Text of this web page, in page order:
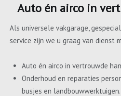
Auto én airco in
Als universele vakgarage,
service zijn we u graag van dienst
Auto én airco in vertrouwde
Onderhoud en reparaties
busjes en landbouwwerktuigen.